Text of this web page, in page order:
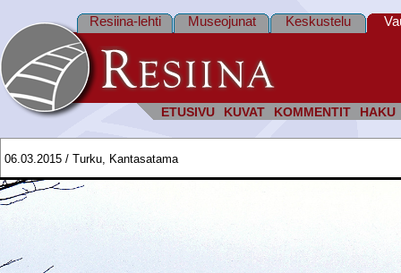
ETUSIVU KUVAT KOMMENTIT HAKU
Resiina-lehti Museojunat Keskustelu
06.03.2015 / Turku, Kantasatama